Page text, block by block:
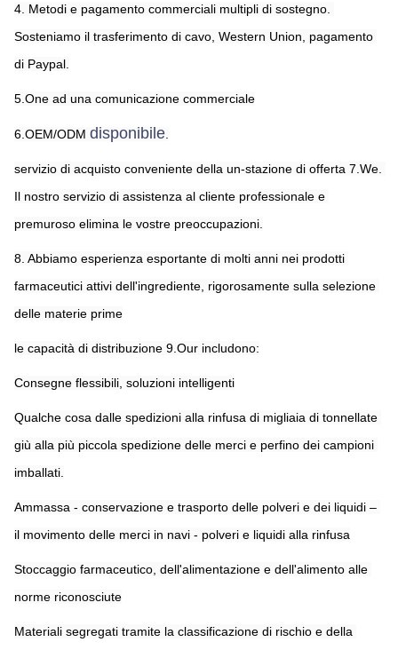
4. Metodi e pagamento commerciali multipli di sostegno.
Sosteniamo il trasferimento di cavo, Western Union, pagamento
di Paypal.
5.One ad una comunicazione commerciale
6.OEM/ODM disponibile
servizio di acquisto conveniente della un-stazione di offerta 7.We.
Il nostro servizio di assistenza al cliente professionale e
premuroso elimina le vostre preoccupazioni.
8. Abbiamo esperienza esportante di molti anni nei prodotti
farmaceutici attivi dell'ingrediente, rigorosamente sulla selezione
delle materie prime
le capacità di distribuzione 9.Our includono:
Consegne flessibili, soluzioni intelligenti
Qualche cosa dalle spedizioni alla rinfusa di migliaia di tonnellate
giù alla più piccola spedizione delle merci e perfino dei campioni
imballati.
Ammassa - conservazione e trasporto delle polveri e dei liquidi –
il movimento delle merci in navi - polveri e liquidi alla rinfusa
Stoccaggio farmaceutico, dell'alimentazione e dell'alimento alle
norme riconosciute
Materiali segregati tramite la classificazione di rischio e della